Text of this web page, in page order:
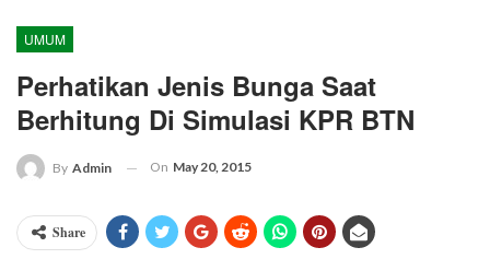
UMUM
Perhatikan Jenis Bunga Saat
Berhitung Di Simulasi KPR BTN
By Admin On May 20, 2015
Share